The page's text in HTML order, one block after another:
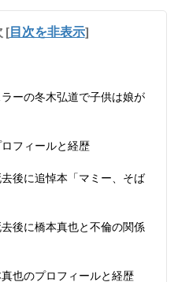
[目次を非表示]
ーの冬木弘道で子供は娘が
フィールと経歴
後に追悼本「マミー、そば
後に橋本真也と不倫の関係
也のプロフィールと経歴